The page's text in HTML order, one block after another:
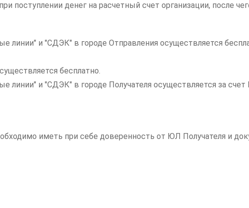
поступлении денег на расчетный счет организации, после
линии" и "СДЭК" в городе Отправления осуществляется
бесплатно.
линии" и "СДЭК" в городе Получателя осуществляется за
иметь при себе доверенность от ЮЛ Получателя и